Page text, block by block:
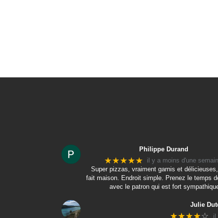
Philippe Durand
★★★★★
il y a moins d'une
Super pizzas, vraiment garnis et
fait maison. Endroit simple. Prenez le temps
avec le patron qui est fort
Julie
il